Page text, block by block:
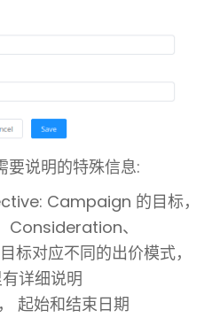
说明的特殊信息:
Campaign 的目标，
Consideration、
对应不同的出价模式，
详细说明
起始和结束日期